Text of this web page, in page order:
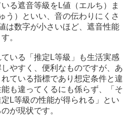
る遮音等級をL値（エルち）ま
う）といい、音の伝わりにくさ
は数字が小さいほど、遮音性能
。
いる「推定L等級」も生活実感
やすく、便利なものですが、あ
ている指標であり想定条件と違
も違ってくるにも係らず、「そ
L等級の性能が得られる」とい
が現状です。